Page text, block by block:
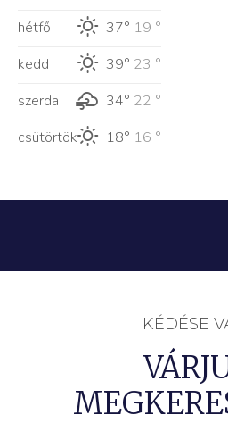
hétfő
37° 19 °
kedd
39° 23 °
szerda
34° 22 °
csütörtök
18° 16 °
KÉDÉSE